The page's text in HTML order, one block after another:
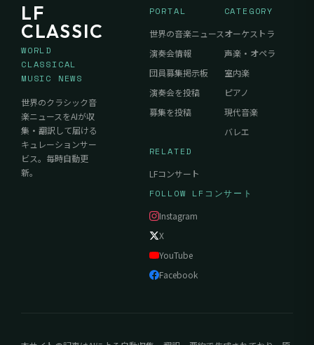
LF
CLASSIC
WORLD
CLASSICAL
MUSIC NEWS
世界のクラシック音
楽ニュースをAIが収
集・翻訳して届ける
キュレーションサー
ビス。毎時自動更
新。
PORTAL
世界の音楽ニュース
演奏会情報
団員募集掲示板
演奏会を投稿
募集を投稿
CATEGORY
オーケストラ
声楽・オペラ
室内楽
ピアノ
現代音楽
バレエ
RELATED
LFコンサート
FOLLOW LFコンサート
Instagram
X
YouTube
Facebook